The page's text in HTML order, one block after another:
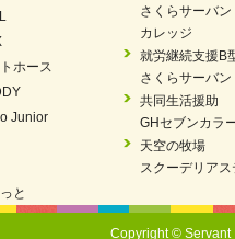
た
フェア」に出展しました
ボール」事業を始めました
設置しました・可茂自悠学舎
ナー登録制度」シルバーパー
ホース
Junior
と
さくらサーバン
カレッジ
就労継続支援B
さくらサーバ
共同生活援助
GHセブンカラ
天空の牧場
スクーデリアス
Copyright © Servant